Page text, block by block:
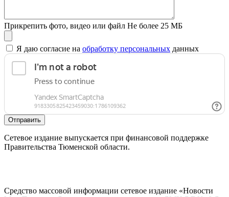
Прикрепить фото, видео или файл Не более 25 МБ
Я даю согласие на обработку персональных данных
Отправить
Сетевое издание выпускается при финансовой поддержке
Правительства Тюменской области.
Средство массовой информации сетевое издание «Новости